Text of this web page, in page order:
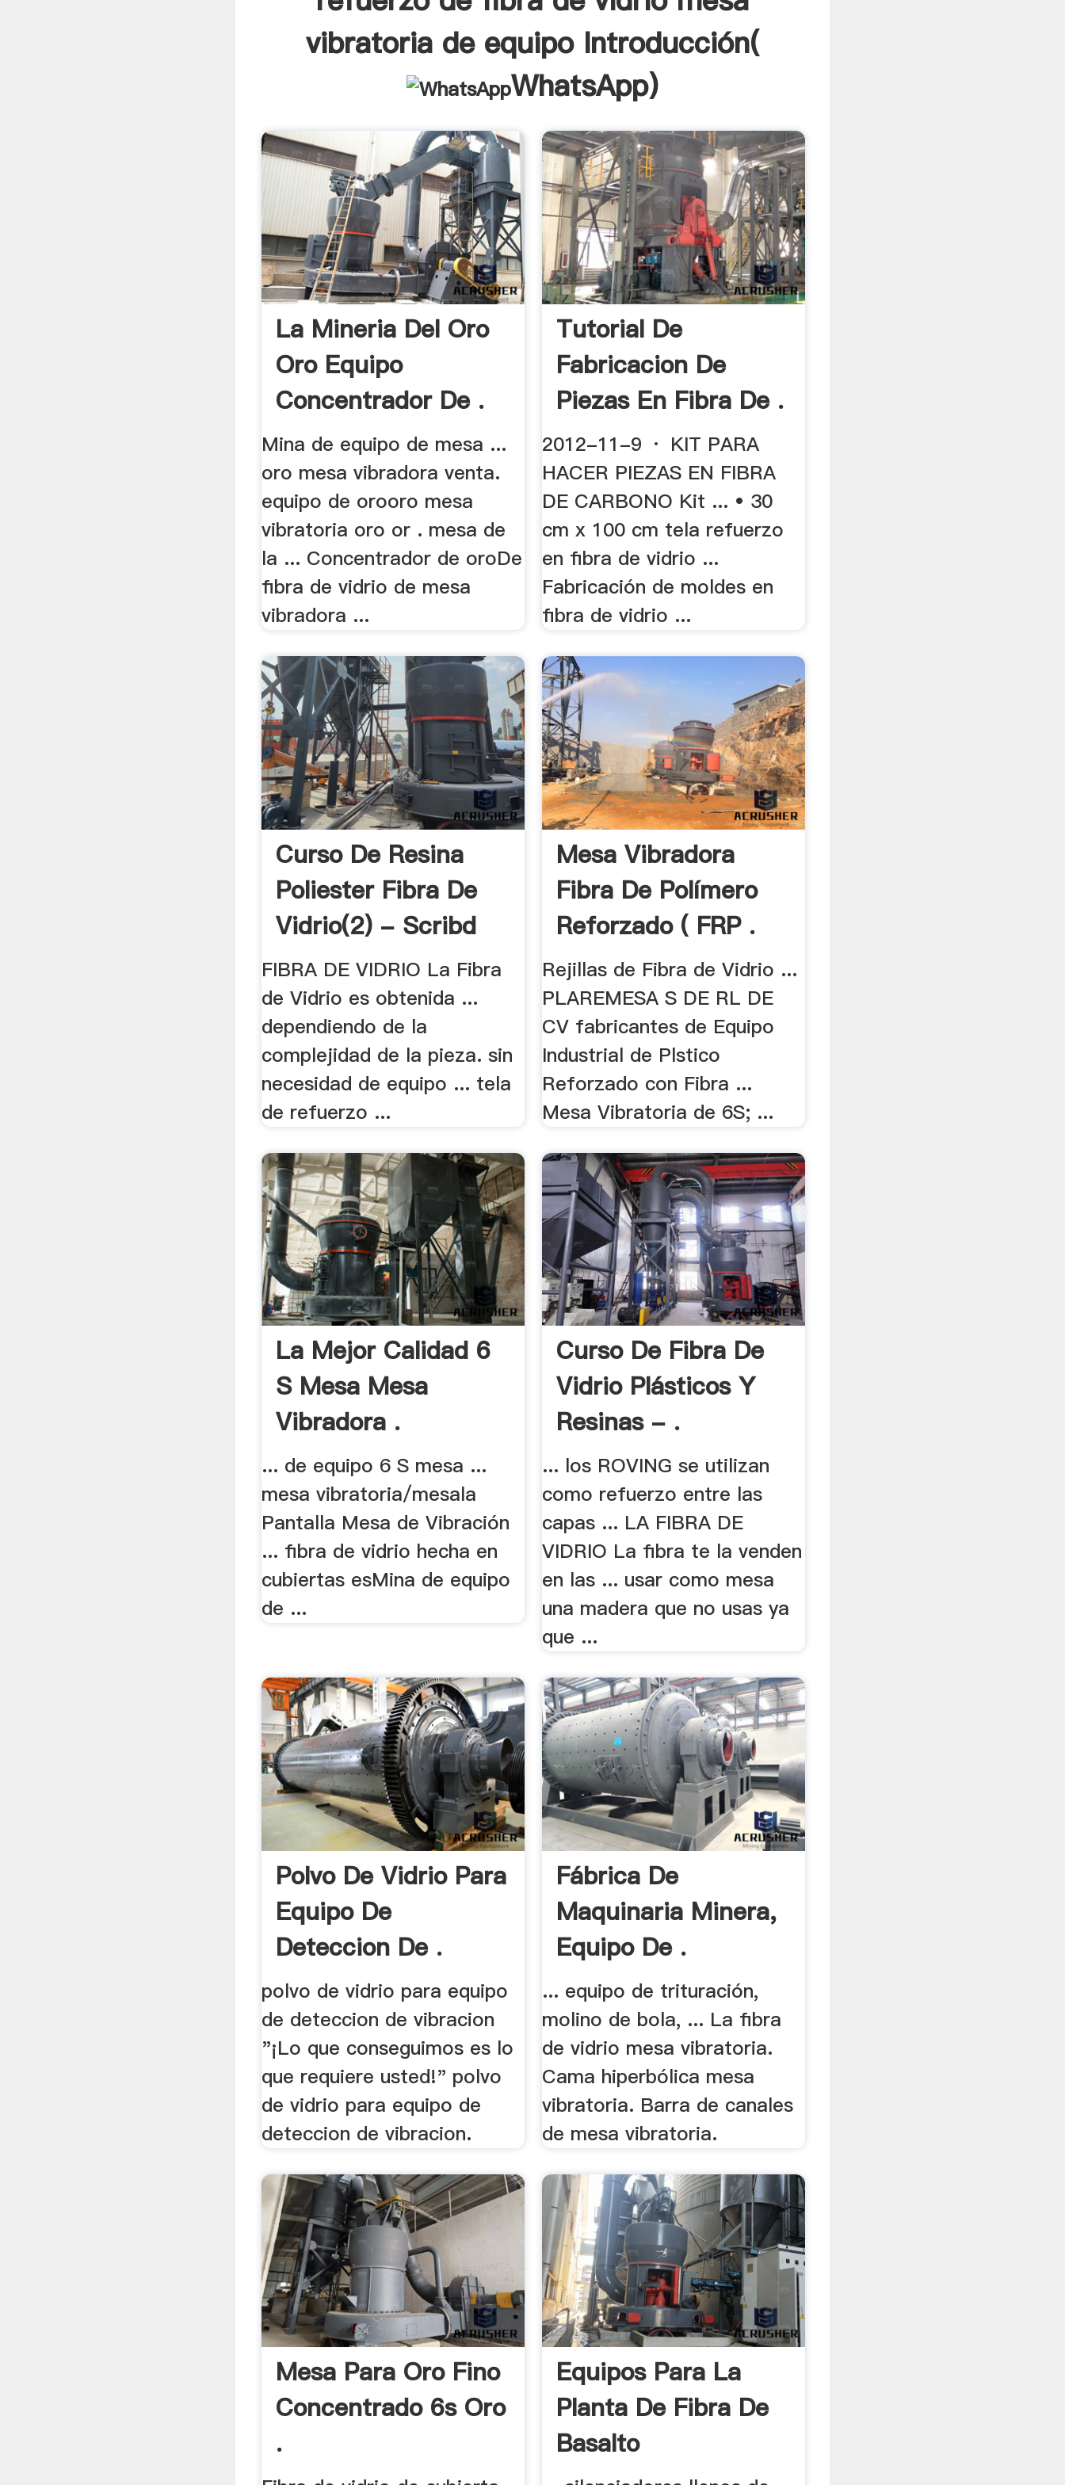
vibratoria de equipo Introducción(
WhatsApp)
La Mineria Del Oro
Oro Equipo
Concentrador De .
Mina de equipo de mesa ...
oro mesa vibradora venta.
equipo de orooro mesa
vibratoria oro or . mesa de
la ... Concentrador de oroDe
fibra de vidrio de mesa
vibradora ...
Tutorial De
Fabricacion De
Piezas En Fibra De .
2012-11-9 · KIT PARA
HACER PIEZAS EN FIBRA
DE CARBONO Kit ... • 30
cm x 100 cm tela refuerzo
en fibra de vidrio ...
Fabricación de moldes en
fibra de vidrio ...
Curso De Resina
Poliester Fibra De
Vidrio(2) - Scribd
FIBRA DE VIDRIO La Fibra
de Vidrio es obtenida ...
dependiendo de la
complejidad de la pieza. sin
necesidad de equipo ... tela
de refuerzo ...
Mesa Vibradora
Fibra De Polímero
Reforzado ( FRP .
Rejillas de Fibra de Vidrio ...
PLAREMESA S DE RL DE
CV fabricantes de Equipo
Industrial de Plstico
Reforzado con Fibra ...
Mesa Vibratoria de 6S; ...
La Mejor Calidad 6
S Mesa Mesa
Vibradora .
... de equipo 6 S mesa ...
mesa vibratoria/mesala
Pantalla Mesa de Vibración
... fibra de vidrio hecha en
cubiertas esMina de equipo
de ...
Curso De Fibra De
Vidrio Plásticos Y
Resinas - .
... los ROVING se utilizan
como refuerzo entre las
capas ... LA FIBRA DE
VIDRIO La fibra te la venden
en las ... usar como mesa
una madera que no usas ya
que ...
Polvo De Vidrio Para
Equipo De
Deteccion De .
polvo de vidrio para equipo
de deteccion de vibracion
"¡Lo que conseguimos es lo
que requiere usted!" polvo
de vidrio para equipo de
deteccion de vibracion.
Fábrica De
Maquinaria Minera,
Equipo De .
... equipo de trituración,
molino de bola, ... La fibra
de vidrio mesa vibratoria.
Cama hiperbólica mesa
vibratoria. Barra de canales
de mesa vibratoria.
Mesa Para Oro Fino
Concentrado 6s Oro
.
Equipos Para La
Planta De Fibra De
Basalto